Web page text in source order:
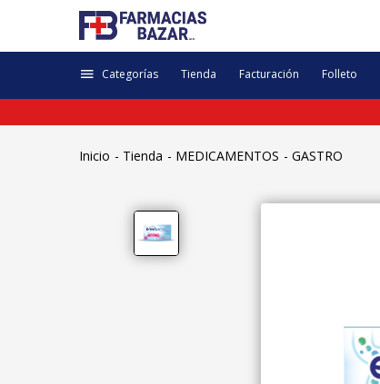
Categorías Tienda Facturación Folleto
Inicio Tienda MEDICAMENTOS GASTRO